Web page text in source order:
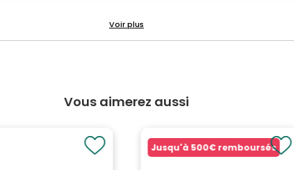
Vous aimerez aussi
Jusqu'à 500€ remboursés